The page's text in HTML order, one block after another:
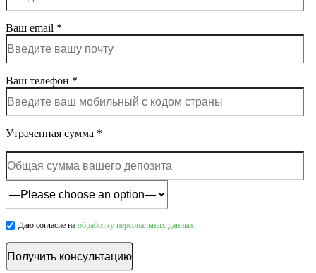
Ваш email *
Ваш телефон *
Утраченная сумма *
Даю согласие на обработку персональных данных.